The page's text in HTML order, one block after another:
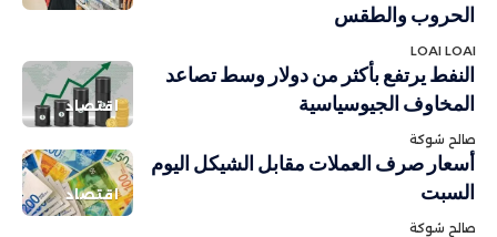
الحروب والطقس
LOAI LOAI
اقتصاد
النفط يرتفع بأكثر من دولار وسط تصاعد
المخاوف الجيوسياسية
صالح شوكة
اقتصاد
أسعار صرف العملات مقابل الشيكل اليوم
السبت
صالح شوكة